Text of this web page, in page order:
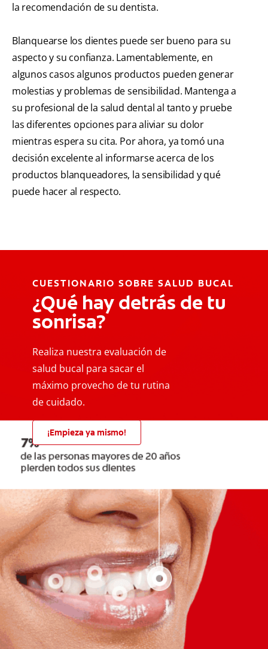
la recomendación de su dentista.
Blanquearse los dientes puede ser bueno para su
aspecto y su confianza. Lamentablemente, en
algunos casos algunos productos pueden generar
molestias y problemas de sensibilidad. Mantenga a
su profesional de la salud dental al tanto y pruebe
las diferentes opciones para aliviar su dolor
mientras espera su cita. Por ahora, ya tomó una
decisión excelente al informarse acerca de los
productos blanqueadores, la sensibilidad y qué
puede hacer al respecto.
CUESTIONARIO SOBRE SALUD BUCAL
¿Qué hay detrás de tu
sonrisa?
Realiza nuestra evaluación de
salud bucal para sacar el
máximo provecho de tu rutina
de cuidado.
¡Empieza ya mismo!